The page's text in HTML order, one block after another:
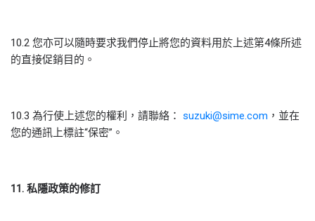
10.2 您亦可以隨時要求我們停止將您的資料用於上述第4條所述
的直接促銷目的。
10.3 為行使上述您的權利，請聯絡： suzuki@sime.com ，並在
您的通訊上標註“保密”。
11. 私隱政策的修訂